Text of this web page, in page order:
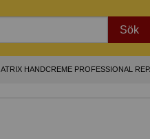
Sök
ATRIX HANDCREME PROFESSIONAL